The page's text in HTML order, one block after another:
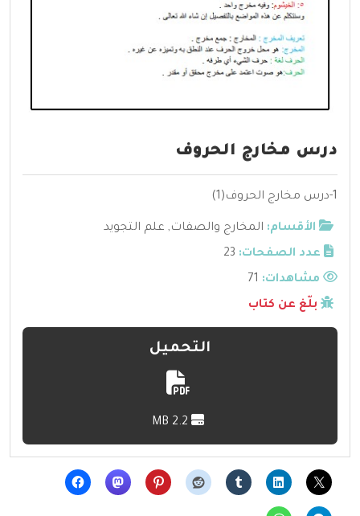
درس مخارج الحروف
1-درس مخارج الحروف(1)
الأقسام: المخارج والصفات, علم التجويد
عدد الصفحات: 23
مشاهدات:
بلّغ عن كتاب
التحميل